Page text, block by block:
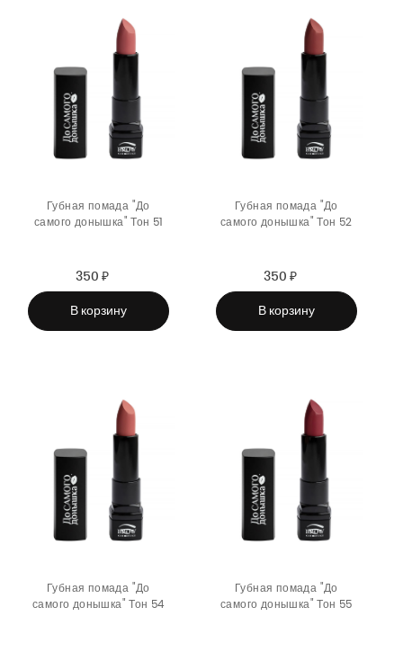
Губная помада "До
самого донышка" Тон 51
Sale
price
350 ₽
price
В корзину
Губная помада "До
самого донышка" Тон 52
Sale
price
350 ₽
price
В корзину
Губная помада "До
самого донышка" Тон 54
Губная помада "До
самого донышка" Тон 55